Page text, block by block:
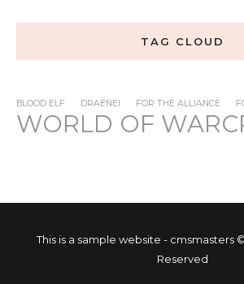
TAG CLOUD
BLOOD ELF DRAENEI FOR THE ALLIANCE
WORLD OF
This is a sample website - cmsmasters
Reserved